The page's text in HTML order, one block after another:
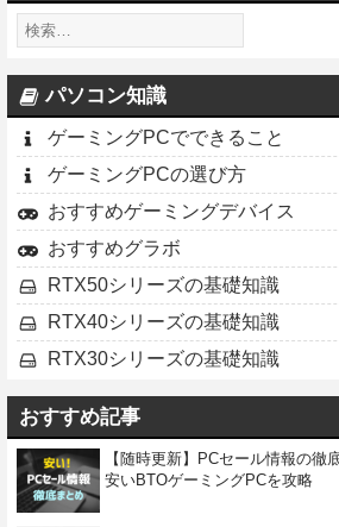
パソコン知識
ゲーミングPCでできること
ゲーミングPCの選び方
おすすめゲーミングデバイス
おすすめグラボ
RTX50シリーズの基礎知識
RTX40シリーズの基礎知識
RTX30シリーズの基礎知識
おすすめ記事
【随時更新】PCセール情報の徹
安いBTOゲーミングPCを攻略